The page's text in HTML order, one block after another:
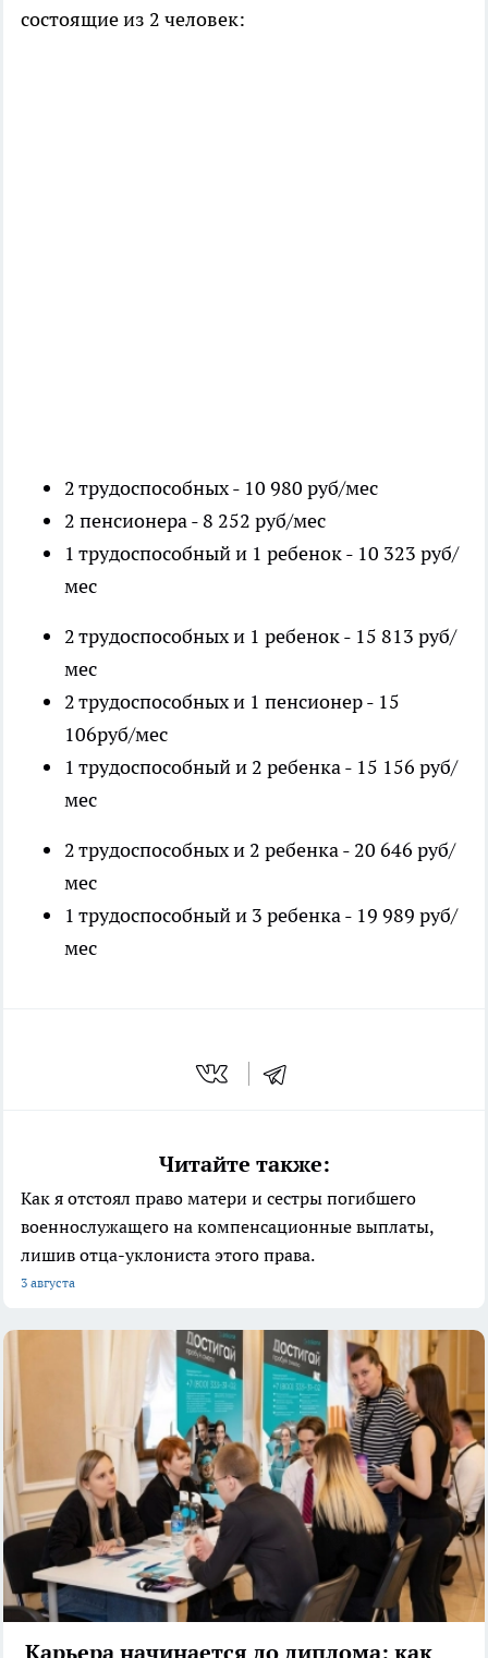
состоящие из 2 человек:
2 трудоспособных - 10 980 руб/мес
2 пенсионера - 8 252 руб/мес
1 трудоспособный и 1 ребенок - 10 323 руб/
мес
2 трудоспособных и 1 ребенок - 15 813 руб/
мес
2 трудоспособных и 1 пенсионер - 15
106руб/мес
1 трудоспособный и 2 ребенка - 15 156 руб/
мес
2 трудоспособных и 2 ребенка - 20 646 руб/
мес
1 трудоспособный и 3 ребенка - 19 989 руб/
мес
Читайте также:
Как я отстоял право матери и сестры погибшего
военнослужащего на компенсационные выплаты,
лишив отца-уклониста этого права.
3 августа
Карьера начинается до диплома: как